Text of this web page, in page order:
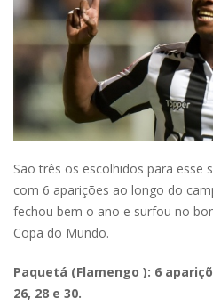
São três os escolhidos para esse
com 6 aparições ao longo do
fechou bem o ano e surfou no
Copa do Mundo.
Paquetá (Flamengo ): 6
26, 28 e 30.